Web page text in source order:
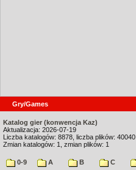
Gry/Games
Katalog gier (konwencja Kaz)
Aktualizacja: 2026-07-19
Liczba katalogów: 8878, liczba plików: 40040
Zmian katalogów: 1, zmian plików: 1
0-9 A B C